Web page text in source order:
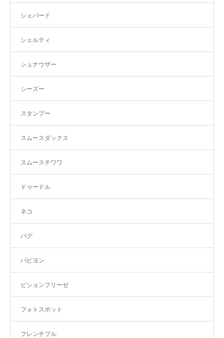
シェパード
シェルティ
シュナウザー
シーズー
スタンプー
スムースダックス
スムースチワワ
ドゥードル
ネコ
パグ
パピヨン
ビションフリーゼ
フォトスポット
フレンチブル